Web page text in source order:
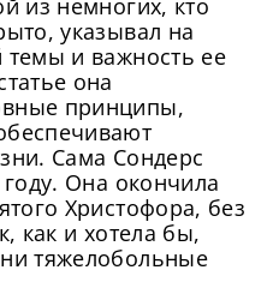
буква, одна
а также при
аккаунты сторонних
условияПользовательского
касающееся обработки
Подробнее об
.
из немногих, кто
указывал на
темы и важность ее
она
принципы,
Сама Сондерс
Она окончила
Христофора, без
как и хотела бы,
тяжелобольные
интернета
могут возникнуть
нашего
более
к